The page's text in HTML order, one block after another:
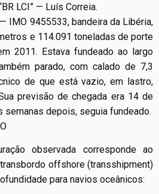
LCI” — Luís Correia.
IMO 9455533, bandeira da Libéria,
e 114.091 toneladas de porte
2011. Estava fundeado ao largo
parado, com calado de 7,3
de que está vazio, em lastro,
previsão de chegada era 14 de
semanas depois, seguia fundeado.
observada corresponde ao
offshore (transshipment)
para navios oceânicos: